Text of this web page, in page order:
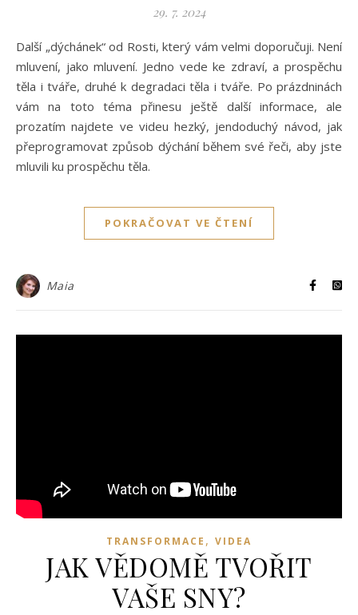
29. 7. 2024
Další „dýchánek“ od Rosti, který vám velmi doporučuji. Není
mluvení, jako mluvení. Jedno vede ke zdraví, a prospěchu
těla i tváře, druhé k degradaci těla i tváře. Po prázdninách
vám na toto téma přinesu ještě další informace, ale
prozatím najdete ve videu hezký, jendoduchý návod, jak
přeprogramovat způsob dýchání během své řeči, aby jste
mluvili ku prospěchu těla.
POKRAČOVAT VE ČTENÍ
Maia
TRANSFORMACE , VIDEA
JAK VĚDOMĚ TVOŘIT
VAŠE SNY?